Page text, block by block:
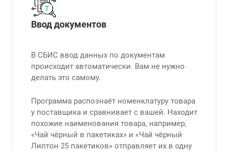
Ввод документов
В СБИС ввод данных по документам
происходит автоматически. Вам не нужно
делать это самому.
Программа распознаёт номенклатуру товара
у поставщика и сравнивает с вашей. Находит
похожие наименования товара, например,
«Чай чёрный в пакетиках» и «Чай чёрный
Липтон 25 пакетиков» отправляет их в одну